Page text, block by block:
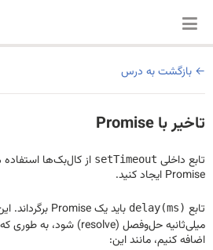
بازگشت به درس
تاخیر با Promise
تابع داخلی setTimeout از کال‌بک‌ها
Promise ایجاد کنید.
تابع delay(ms) باید یک Promise برگرداند. این وعده باید پس از
میلی‌ثانیه حل‌وفصل (resolve) شود، به طوری که می‌توانیم
اضافه کنیم، مانند این: